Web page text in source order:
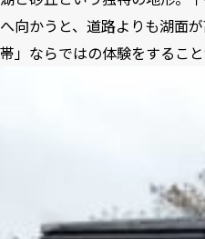
へ向かうと、道路よりも湖面
帯」ならではの体験をすること